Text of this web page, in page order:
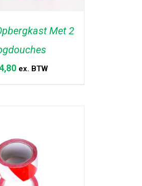
AAN WINKELWAGEN
Met 2
ex. BTW